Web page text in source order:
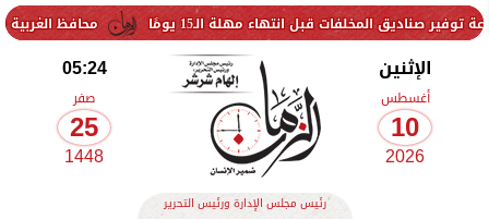
محافظ الغربية يتفقد حزمة قبل انتهاء مهلة الـ15 يومًا
الإثنين
أغسطس
10
2026
05:24
صفر
25
1448
رئيس مجلس الإدارة ورئيس التحرير